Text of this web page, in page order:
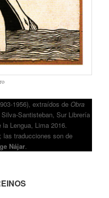
1956), extraídos deObra
Santisteban, Sur Librería
Lengua, Lima 2016.
las traducciones son de
Nájar.